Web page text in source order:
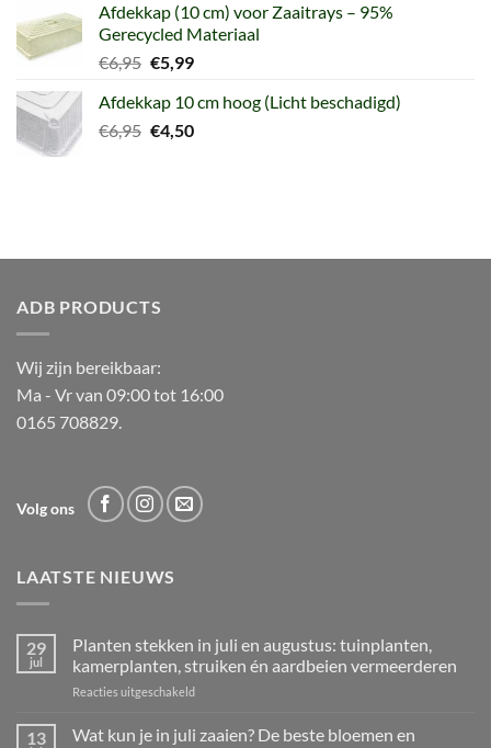
was:
€8,99.
is:
€6,95.
Afdekkap (10 cm) voor Zaaitrays – 95%
Gerecycled Materiaal
€6,95 Oorspronkelijke
was:
€6,95.
€5,99Huidige
is:
€5,99.
Afdekkap 10 cm hoog (Licht beschadigd)
€6,95 Oorspronkelijke
€4,50Huidige
ADB PRODUCTS
Wij zijn bereikbaar:
Ma - Vr van 09:00 tot 16:00
0165 708829.
Volg ons
LAATSTE NIEUWS
29
jul
Planten stekken in juli en augustus: tuinplanten,
kamerplanten, struiken én aardbeien vermeerderen
Reacties uitgeschakeldvoor
stekken
13
Wat kun je in juli zaaien? De beste bloemen en